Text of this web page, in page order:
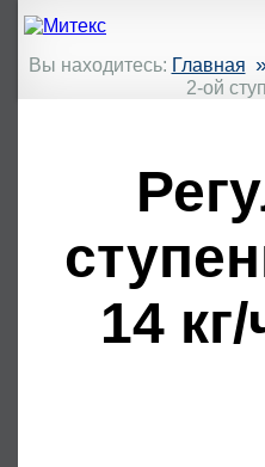
Вы находитесь: Главная
2-ой
14